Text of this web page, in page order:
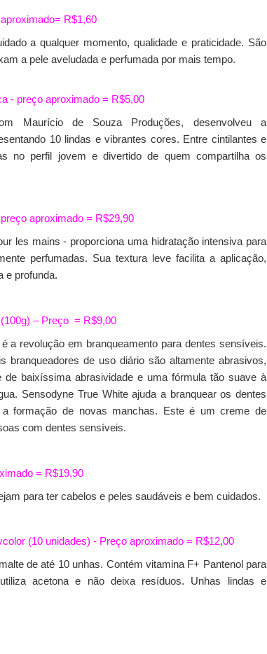
R$1,60
a qualquer momento, qualidade e praticidade. São
a pele aveludada e perfumada por mais tempo.
- preço aproximado = R$5,00
Maurício de Souza Produções, desenvolveu a
10 lindas e vibrantes cores. Entre cintilantes e
no perfil jovem e divertido de quem compartilha os
aproximado = R$29,90
les mains - proporciona uma hidratação intensiva para
perfumadas. Sua textura leve facilita a aplicação,
e profunda.
– Preço = R$9,00
a revolução em branqueamento para dentes sensíveis.
branqueadores de uso diário são altamente abrasivos,
baixíssima abrasividade e uma fórmula tão suave à
Sensodyne True White ajuda a branquear os dentes
formação de novas manchas. Este é um creme de
com dentes sensíveis.
= R$19,90
para ter cabelos e peles saudáveis e bem cuidados.
(10 unidades) - Preço aproximado = R$12,00
de até 10 unhas. Contém vitamina F+ Pantenol para
acetona e não deixa resíduos. Unhas lindas e